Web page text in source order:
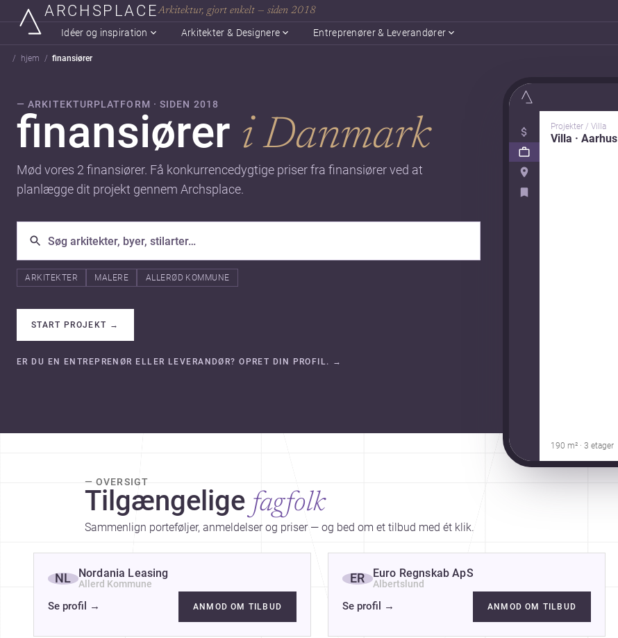
ARCHSPLACEArkitektur, gjort enkelt — siden 2018
Idéer og inspiration Arkitekter & Designere Entreprenører & Leverandører
hjem finansiører
— ARKITEKTURPLATFORM · SIDEN 2018
finansiører i Danmark
Mød vores 2 finansiører. Få konkurrencedygtige priser fra finansiører ved at
planlægge dit projekt gennem Archsplace.
ARKITEKTER MALERE ALLERØD KOMMUNE
START PROJEKT →
ER DU EN ENTREPRENØR ELLER LEVERANDØR? OPRET DIN PROFIL. →
Projekter / Villa
Villa · Aarhus
190 m² · 3 etager
— OVERSIGT
Tilgængelige fagfolk
Sammenlign porteføljer, anmeldelser og priser — og bed om et tilbud med ét klik.
NL Nordania Leasing
Allerd Kommune
Se profil → ANMOD OM TILBUD
ER Euro Regnskab ApS
Albertslund
Se profil → ANMOD OM TILBUD